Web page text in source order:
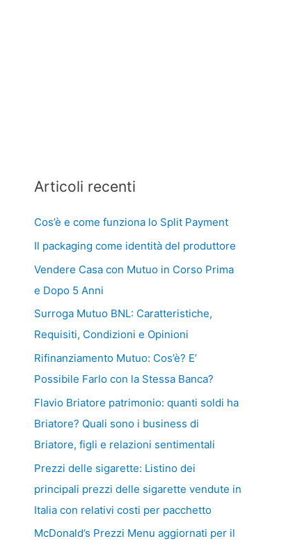
Articoli recenti
Cos’è e come funziona lo Split Payment
Il packaging come identità del produttore
Vendere Casa con Mutuo in Corso Prima
e Dopo 5 Anni
Surroga Mutuo BNL: Caratteristiche,
Requisiti, Condizioni e Opinioni
Rifinanziamento Mutuo: Cos’è? E’
Possibile Farlo con la Stessa Banca?
Flavio Briatore patrimonio: quanti soldi ha
Briatore? Quali sono i business di
Briatore, figli e relazioni sentimentali
Prezzi delle sigarette: Listino dei
principali prezzi delle sigarette vendute in
Italia con relativi costi per pacchetto
McDonald’s Prezzi Menu aggiornati per il